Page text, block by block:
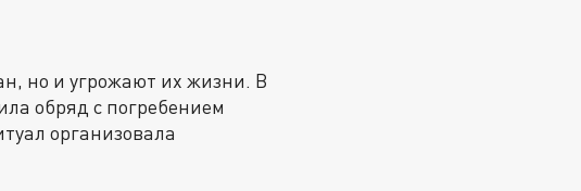
но и угрожают их жизни. В
обряд с погребением
организовала